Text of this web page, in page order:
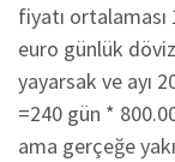
fiyatı
euro günlük döviz
yayarsak ve ayı
=240 gün *
ama gerçeğe